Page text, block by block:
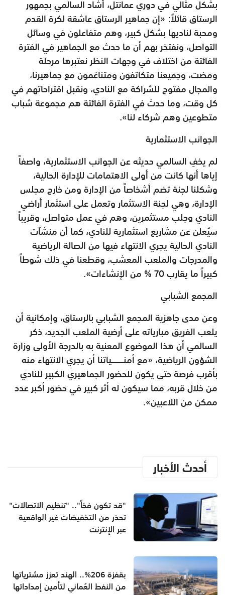
بشكل مثالي في دوري عمانتل، أشاد السالمي بجمهور
الرستاق قائلاً: «إن جماهير الرستاق عاشقة لكرة القدم
ومحبة لناديها بشكل كبير، وهم متفاعلون في وسائل
التواصل، ونفتخر بهم أن ما حدث مع الجماهير في الفترة
الفائتة من اختلاف في وجهات النظر نعتبرها مرحلة
ومضت، وجميعنا متكاتفون ومتناغمون مع جماهيرنا،
والمجال مفتوح للشراكة مع النادي، ونقبل اقتراحاتهم في
كل وقت، وما حدث في الفترة الفائتة هم مجموعة شباب
متطوعين وهم شركاء لنا».
الجوانب الاستثمارية
لم يخفِ السالمي حديثه عن الجوانب الاستثمارية، واصفاً
إياها أنها كانت من أولى الاهتمامات للإدارة الحالية،
وشكلنا لجنة تضم أشخاصاً من الإدارة ومن خارج مجلس
الإدارة، وهي لجنة الاستثمار وتعمل على استثمار أراضي
النادي وجلب مستثمرين، وهم في عمل متواصل، وقريباً
سيُعلن عن مشاريع استثمارية للنادي، كما أن منشآت
النادي الحالية يجري الانتهاء فيها من الصالة الرياضية
والمدرجات والملعب المعشب، وقطعنا في ذلك شوطاً
كبيراً ما يقارب 70 % من الإنشاءات».
المجمع الشبابي
وعن مدى جاهزية المجمع الشبابي بالرستاق، وإمكانية أن
يلعب الفريق مبارياته على أرضية الملعب الجديد، ذكر
السالمي أن هذا الموضوع المعنية به بالدرجة الأولى وزارة
الشؤون الرياضية، «مع أمنــــــــياتنا أن يجري الانتهاء منه
بأقرب فرصة حتى يكون للحضور الجماهيري الكبير للنادي
من خلال قربه، مما سيكون له أثر كبير في حضور أكبر عدد
ممكن من اللاعبين».
أحدث الأخبار
"قد تكون فخاً".. "تنظيم الاتصالات"
تحذر من التخفيضات غير الواقعية
عبر الإنترنت
بقفزة 206%.. الهند تعزز مشترياتها
من النفط العُماني لتأمين إمداداتها